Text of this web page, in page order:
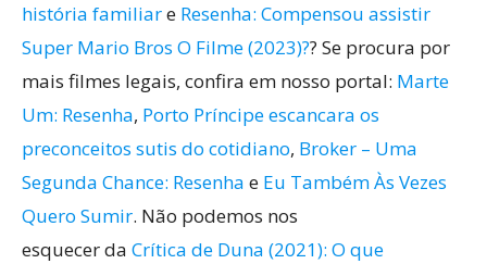
história familiare Resenha: Compensou assistir
Super Mario Bros O Filme (2023)?? Se procura por
mais filmes legais, confira em nosso portal: Marte
Um: Resenha, Porto Príncipe escancara os
preconceitos sutis do cotidiano, Broker – Uma
Segunda Chance: Resenha e Eu Também Às Vezes
Quero Sumir. Não podemos nos
esquecer da Crítica de Duna (2021): O que